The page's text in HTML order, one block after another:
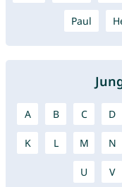
Paul
A B C D
K L M N
U V